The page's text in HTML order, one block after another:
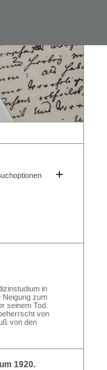
+
in
Neigung zum
seinem Tod.
von
von den
1920.